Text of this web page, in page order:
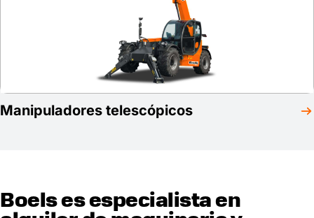
Manipuladores telescópicos
Boels es especialista en